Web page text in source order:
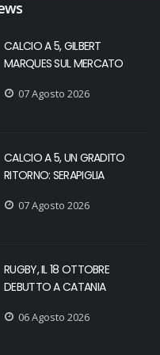
CALCIO A 5, GILBERT
MARQUES SUL MERCATO
07 Agosto 2026
CALCIO A 5, UN GRADITO
RITORNO: SERAPIGLIA
07 Agosto 2026
RUGBY, IL 18 OTTOBRE
DEBUTTO A CATANIA
06 Agosto 2026